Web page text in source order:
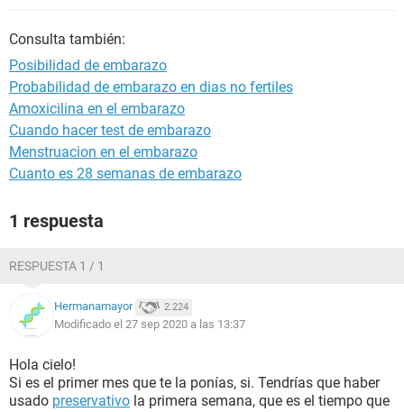
Consulta también:
Posibilidad de embarazo
Probabilidad de embarazo en dias no fertiles
Amoxicilina en el embarazo
Cuando hacer test de embarazo
Menstruacion en el embarazo
Cuanto es 28 semanas de embarazo
1 respuesta
RESPUESTA 1 / 1
Hermanamayor 2.224
Modificado el 27 sep 2020 a las 13:37
Hola cielo!
Si es el primer mes que te la ponías, si. Tendrías que haber
usado preservativo la primera semana, que es el tiempo que